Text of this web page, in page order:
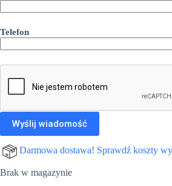
Telefon
Darmowa dostawa! Sprawdź koszty
Brak w magazynie